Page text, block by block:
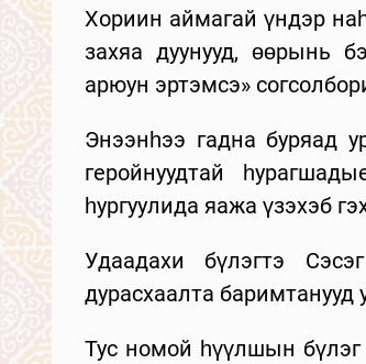
Хориин аймагай үндэр
захяа дуунууд, өөрынь
арюун эртэмсэ»
Энээнһээ гадна буряад
геройнуудтай
һургуулида яажа үзэхэб
Удаадахи бүлэгтэ
дурасхаалта баримтанууд
Тус номой һүүлшын бүлэг